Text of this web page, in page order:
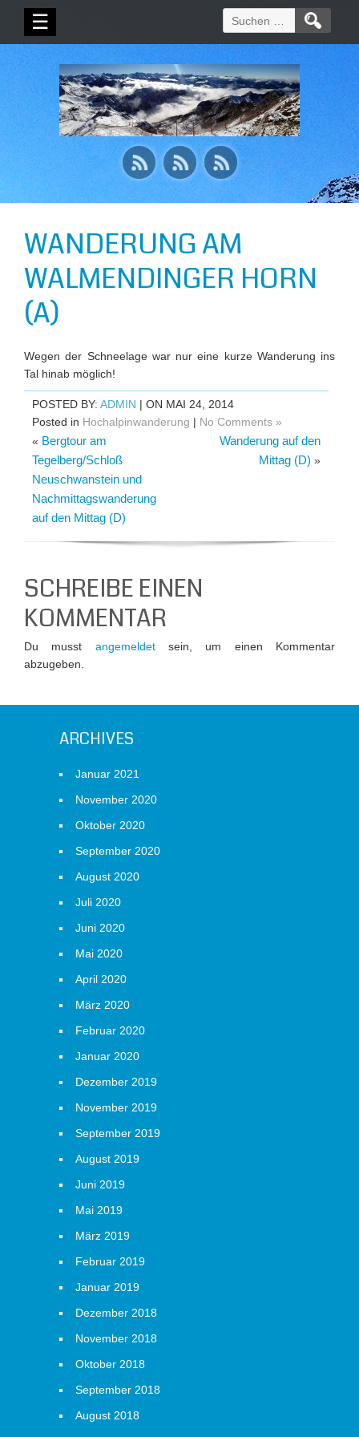
☰
Suchen
nach:
WANDERUNG AM
WALMENDINGER HORN
(A)
Wegen der Schneelage war nur eine kurze Wanderung ins
Tal hinab möglich!
POSTED BY: ADMIN | ON MAI 24, 2014
Posted in Hochalpinwanderung | No Comments »
« Bergtour am
Tegelberg/Schloß
Neuschwanstein und
Nachmittagswanderung
auf den Mittag (D)
Wanderung auf den
Mittag (D) »
SCHREIBE EINEN
KOMMENTAR
Du musst angemeldetsein, um einen Kommentar
abzugeben.
ARCHIVES
Januar 2021
November 2020
Oktober 2020
September 2020
August 2020
Juli 2020
Juni 2020
Mai 2020
April 2020
März 2020
Februar 2020
Januar 2020
Dezember 2019
November 2019
September 2019
August 2019
Juni 2019
Mai 2019
März 2019
Februar 2019
Januar 2019
Dezember 2018
November 2018
Oktober 2018
September 2018
August 2018